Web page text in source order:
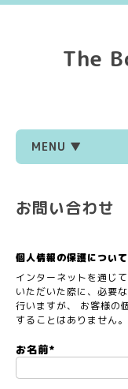
The
MENU ▼
お問い合わせ
個人情報の保護について
インターネットを通じ
いただいた際に、必要
行いますが、 お客様の
することはありません。
お名前*